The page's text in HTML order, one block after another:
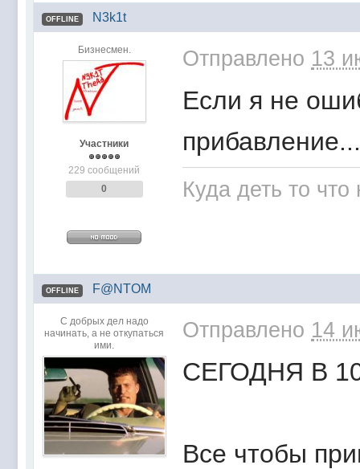
OFFLINE N3k1t
Бизнесмен.
Участники
229 сообщений
0
Отправлено 13
Если я не
Куда деть то что
OFFLINE F@NTOM
С добрых дел надо
начинать, а не откупаться
ими.
Отправлено 14
СЕГОДНЯ В 10
Все чтобы